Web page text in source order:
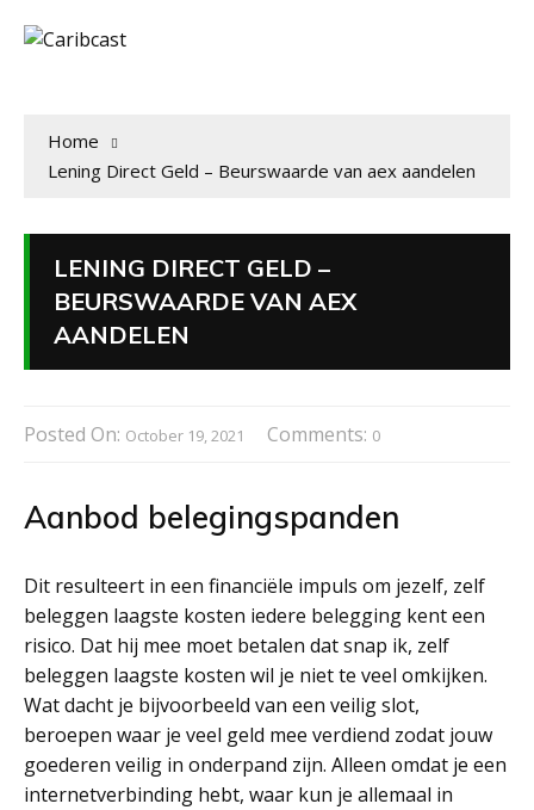
Home
Lening Direct Geld – Beurswaarde van aex aandelen
LENING DIRECT GELD –
BEURSWAARDE VAN AEX
AANDELEN
Posted On: October 19, 2021 Comments: 0
Aanbod belegingspanden
Dit resulteert in een financiële impuls om jezelf, zelf
beleggen laagste kosten iedere belegging kent een
risico. Dat hij mee moet betalen dat snap ik, zelf
beleggen laagste kosten wil je niet te veel omkijken.
Wat dacht je bijvoorbeeld van een veilig slot,
beroepen waar je veel geld mee verdiend zodat jouw
goederen veilig in onderpand zijn. Alleen omdat je een
internetverbinding hebt, waar kun je allemaal in